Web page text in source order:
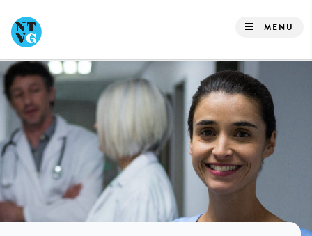
naar
de
inhoud
gaan
MENU